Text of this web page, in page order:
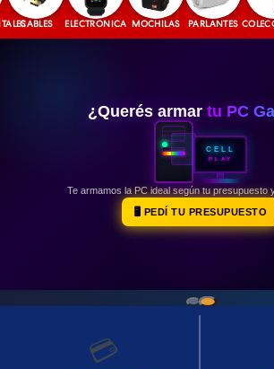
🎮CONSOLAS Y VIDEOJUEGOS
🎵PARLANTES BLUETOOTH🎵
👾COLECCIONABLES🧸
💻MUNDO PC GAMER💻
🔌CABLES Y ADAPTADORES🔌
🤓MUNDO PC OFICINA🤓
🫗GEEK HOME🍵
CABLES ELECTRONICA MOCHILAS PARLANTES
¿Querés armar tu PC
CELL
PLAY
Te armamos la PC ideal según tu presupuesto
🖥️ PEDÍ TU PRESUPUESTO
💳